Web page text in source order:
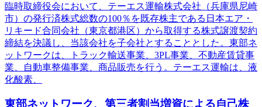
臨時取締役会において、テーエス運輸株式会社（兵庫県尼崎
市）の発行済株式総数の100％を既存株主である日本エア・
リキード合同会社（東京都港区）から取得する株式譲渡契約
締結を決議し、当該会社を子会社とすることとした。東部ネ
ットワークは、トラック輸送事業、3PL事業、不動産賃貸事
業、自動車整備事業、商品販売を行う。テーエス運輸は、液
化酸素、
東部ネットワーク、第三者割当増資による自己株